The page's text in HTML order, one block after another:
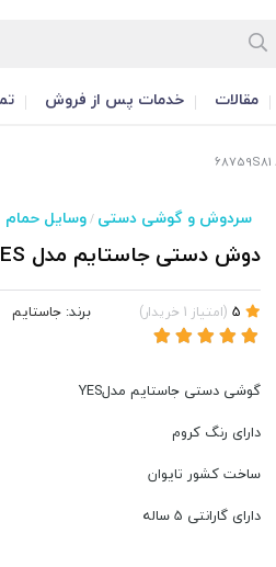
مقالات خدمات پس از فروش
سردوش و گوشی دستی /وسایل حمام
دوش دستی جاستایم مدل YES کد 68759S81
(امتیاز 1 خریدار) برند: جاستایم
گوشی دستی جاستایم مدلYES
دارای رنگ کروم
ساخت کشور تایوان
دارای گارانتی 5 ساله